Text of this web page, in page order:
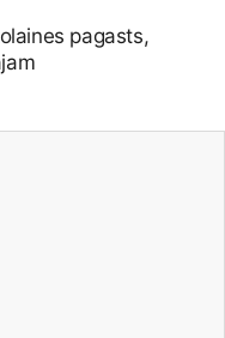
pagasts,